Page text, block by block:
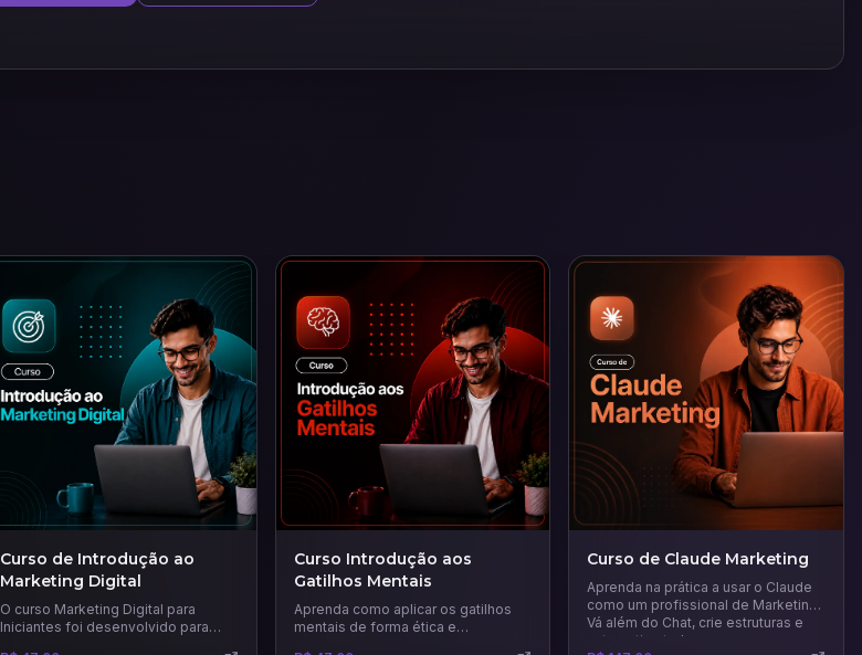
Curso de Introdução ao
Marketing Digital
O curso Marketing Digital para
Iniciantes foi desenvolvido para
Curso Introdução aos
Gatilhos Mentais
Aprenda como aplicar os gatilhos
mentais de forma ética e
Curso de Claude Marketing
Aprenda na prática a usar o Claude
como um profissional de Marketing.
Vá além do Chat, crie estruturas e
automatize tudo.